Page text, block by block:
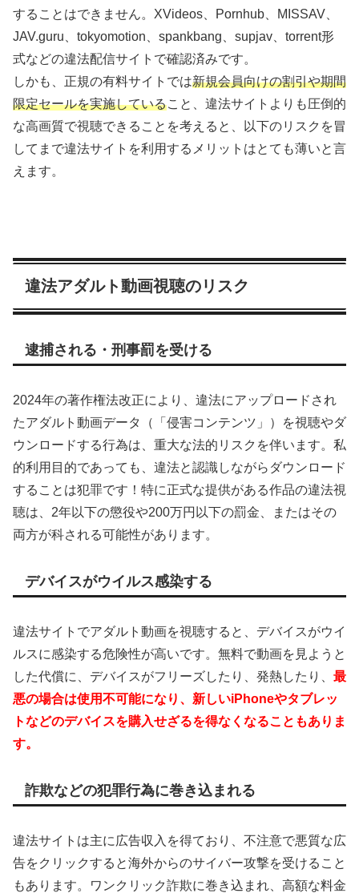
することはできません。XVideos、Pornhub、MISSAV、
JAV.guru、tokyomotion、spankbang、supjav、torrent形
式などの違法配信サイトで確認済みです。
しかも、正規の有料サイトでは新規会員向けの割引や期間
限定セールを実施していること、違法サイトよりも圧倒的
な高画質で視聴できることを考えると、以下のリスクを冒
してまで違法サイトを利用するメリットはとても薄いと言
えます。
違法アダルト動画視聴のリスク
逮捕される・刑事罰を受ける
2024年の著作権法改正により、違法にアップロードされ
たアダルト動画データ（「侵害コンテンツ」）を視聴やダ
ウンロードする行為は、重大な法的リスクを伴います。私
的利用目的であっても、違法と認識しながらダウンロード
することは犯罪です！特に正式な提供がある作品の違法視
聴は、2年以下の懲役や200万円以下の罰金、またはその
両方が科される可能性があります。
デバイスがウイルス感染する
違法サイトでアダルト動画を視聴すると、デバイスがウイ
ルスに感染する危険性が高いです。無料で動画を見ようと
した代償に、デバイスがフリーズしたり、発熱したり、 最
悪の場合は使用不可能になり、新しいiPhoneやタブレッ
トなどのデバイスを購入せざるを得なくなることもありま
す。
詐欺などの犯罪行為に巻き込まれる
違法サイトは主に広告収入を得ており、不注意で悪質な広
告をクリックすると海外からのサイバー攻撃を受けること
もあります。ワンクリック詐欺に巻き込まれ、高額な料金